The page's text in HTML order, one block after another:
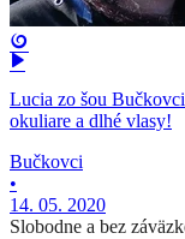
Lucia zo šou
okuliare a dlhé vlasy!
Bučkovci
•
14. 05. 2020
Slobodne a bez